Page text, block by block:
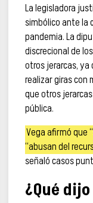
La legisladora
simbólico ante la
pandemia. La
discrecional de
otros jerarcas,
realizar giras
que otros
pública.
Vega afirmó que
“abusan del
señaló casos
¿Qué